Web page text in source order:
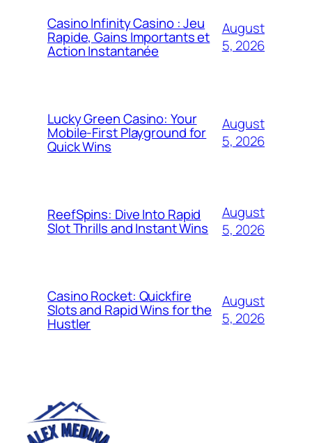
Casino Infinity Casino : Jeu
Rapide, Gains Importants et
Action Instantanée
August
5, 2026
Lucky Green Casino: Your
Mobile‑First Playground for
Quick Wins
August
5, 2026
ReefSpins: Dive Into Rapid
Slot Thrills and Instant Wins
August
5, 2026
Casino Rocket: Quickfire
Slots and Rapid Wins for the
Hustler
August
5, 2026